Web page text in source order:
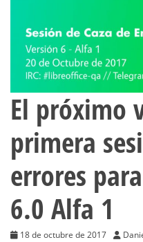
El próximo
primera
errores
6.0 Alfa 1
18 de octubre de 2017